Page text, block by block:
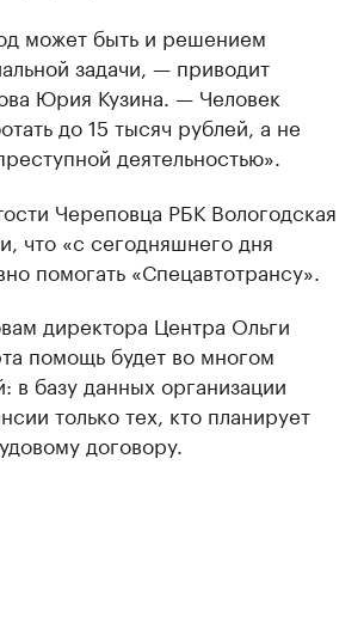
может быть и решением
задачи, — приводит
Юрия Кузина. — Человек
до 15 тысяч рублей, а не
деятельностью».
Череповца РБК Вологодская
что «с сегодняшнего дня
помогать «Спецавтотрансу».
директора Центра Ольги
помощь будет во многом
в базу данных организации
только тех, кто планирует
договору.